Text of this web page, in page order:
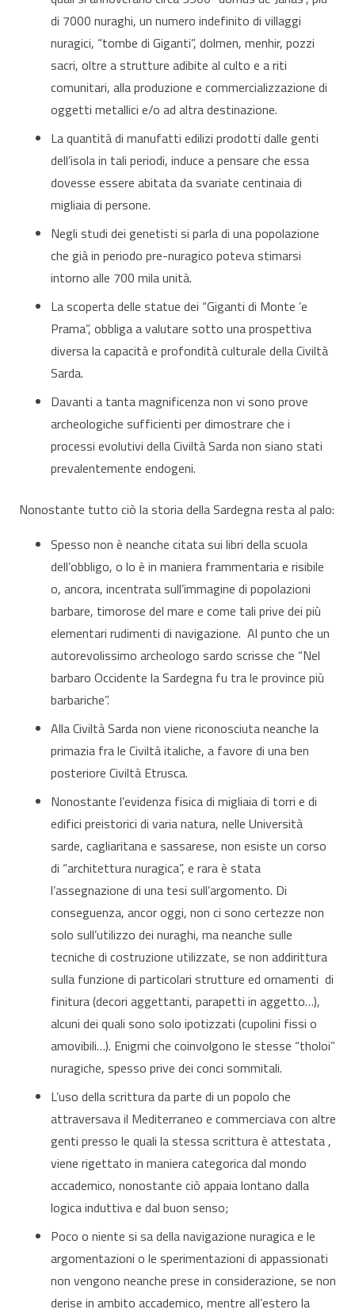
di 7000 nuraghi, un numero indefinito di villaggi
nuragici, “tombe di Giganti”, dolmen, menhir, pozzi
sacri, oltre a strutture adibite al culto e a riti
comunitari, alla produzione e commercializzazione di
oggetti metallici e/o ad altra destinazione.
La quantità di manufatti edilizi prodotti dalle genti
dell’isola in tali periodi, induce a pensare che essa
dovesse essere abitata da svariate centinaia di
migliaia di persone.
Negli studi dei genetisti si parla di una popolazione
che già in periodo pre-nuragico poteva stimarsi
intorno alle 700 mila unità.
La scoperta delle statue dei “Giganti di Monte ’e
Prama”, obbliga a valutare sotto una prospettiva
diversa la capacità e profondità culturale della Civiltà
Sarda.
Davanti a tanta magnificenza non vi sono prove
archeologiche sufficienti per dimostrare che i
processi evolutivi della Civiltà Sarda non siano stati
prevalentemente endogeni.
Nonostante tutto ciò la storia della Sardegna resta al palo:
Spesso non è neanche citata sui libri della scuola
dell’obbligo, o lo è in maniera frammentaria e risibile
o, ancora, incentrata sull’immagine di popolazioni
barbare, timorose del mare e come tali prive dei più
elementari rudimenti di navigazione. Al punto che un
autorevolissimo archeologo sardo scrisse che “Nel
barbaro Occidente la Sardegna fu tra le province più
barbariche”.
Alla Civiltà Sarda non viene riconosciuta neanche la
primazia fra le Civiltà italiche, a favore di una ben
posteriore Civiltà Etrusca.
Nonostante l’evidenza fisica di migliaia di torri e di
edifici preistorici di varia natura, nelle Università
sarde, cagliaritana e sassarese, non esiste un corso
di “architettura nuragica”, e rara è stata
l’assegnazione di una tesi sull’argomento. Di
conseguenza, ancor oggi, non ci sono certezze non
solo sull’utilizzo dei nuraghi, ma neanche sulle
tecniche di costruzione utilizzate, se non addirittura
sulla funzione di particolari strutture ed ornamenti di
finitura (decori aggettanti, parapetti in aggetto…),
alcuni dei quali sono solo ipotizzati (cupolini fissi o
amovibili…). Enigmi che coinvolgono le stesse “tholoi”
nuragiche, spesso prive dei conci sommitali.
L’uso della scrittura da parte di un popolo che
attraversava il Mediterraneo e commerciava con altre
genti presso le quali la stessa scrittura è attestata ,
viene rigettato in maniera categorica dal mondo
accademico, nonostante ciò appaia lontano dalla
logica induttiva e dal buon senso;
Poco o niente si sa della navigazione nuragica e le
argomentazioni o le sperimentazioni di appassionati
non vengono neanche prese in considerazione, se non
derise in ambito accademico, mentre all’estero la